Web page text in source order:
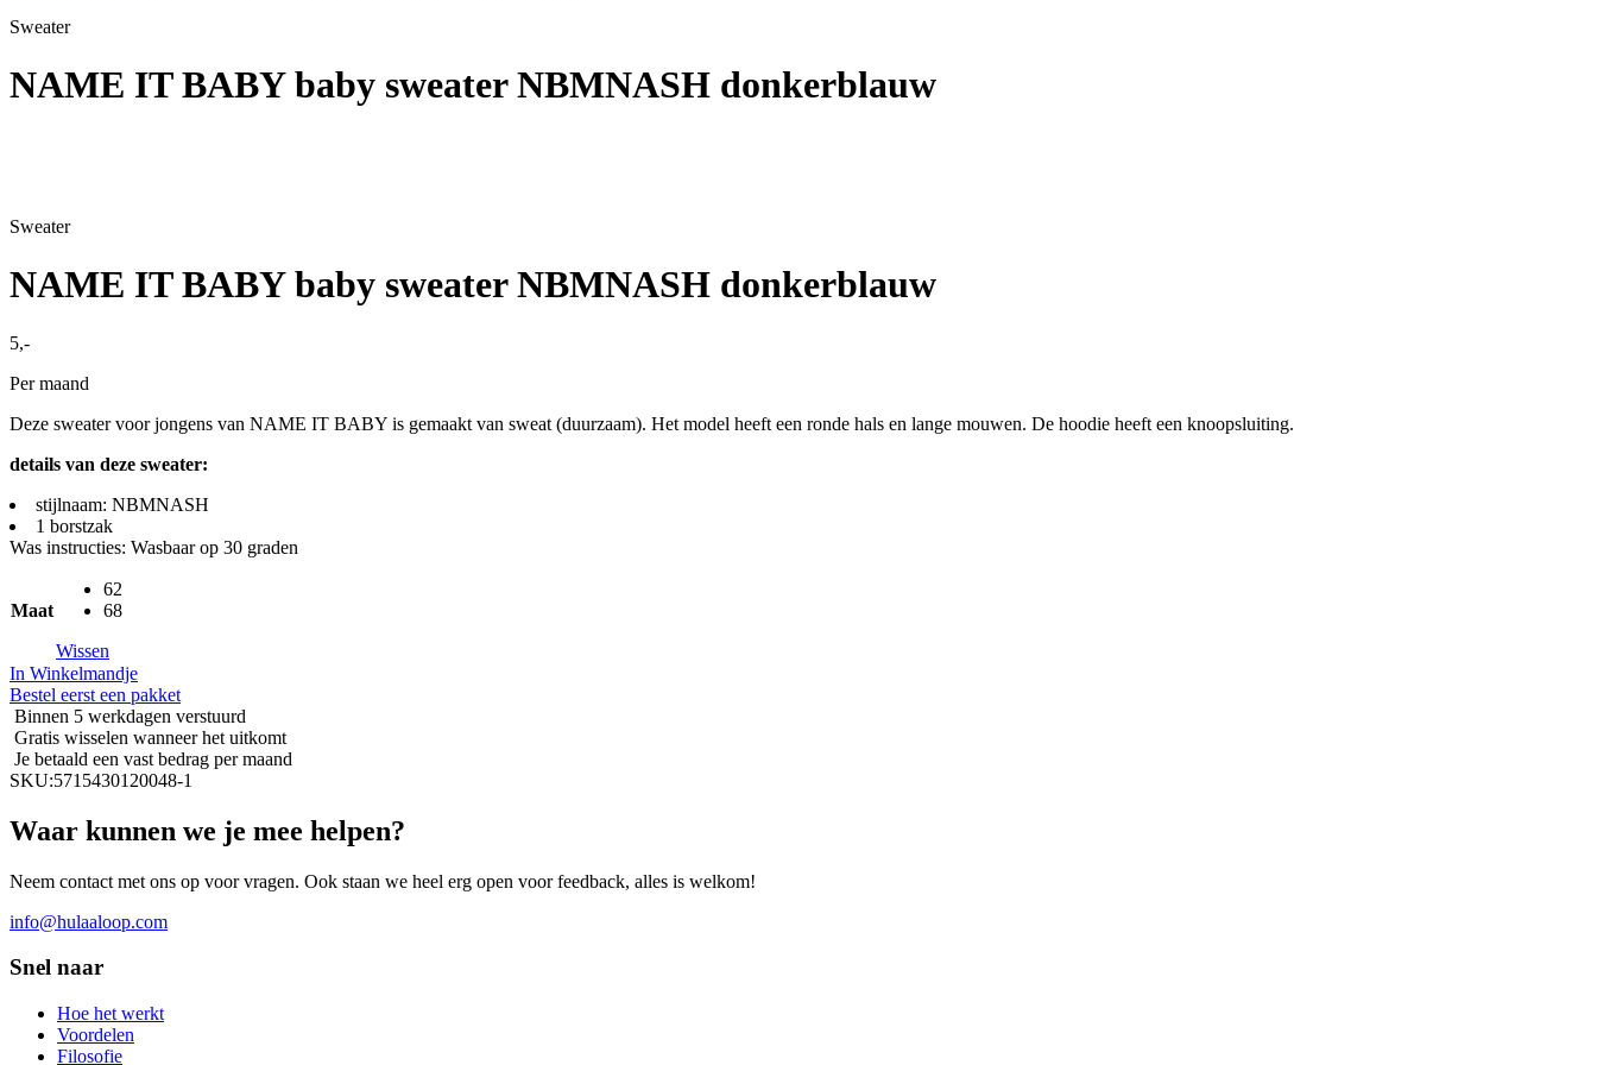
Sweater
NAME IT BABY baby sweater NBMNASH donkerblauw
Sweater
NAME IT BABY baby sweater NBMNASH donkerblauw
5,-
Per maand
Deze sweater voor jongens van NAME IT BABY is gemaakt van sweat (duurzaam). Het model heeft een ronde hals en lange mouwen. De hoodie heeft een knoopsluiting.
details van deze sweater:
stijlnaam: NBMNASH
1 borstzak
Was instructies: Wasbaar op 30 graden
Maat
62
68
Wissen
In Winkelmandje
Bestel eerst een pakket
Binnen 5 werkdagen verstuurd
Gratis wisselen wanneer het uitkomt
Je betaald een vast bedrag per maand
SKU:5715430120048-1
Waar kunnen we je mee helpen?
Neem contact met ons op voor vragen. Ook staan we heel erg open voor feedback, alles is welkom!
info@hulaaloop.com
Snel naar
Hoe het werkt
Voordelen
Filosofie